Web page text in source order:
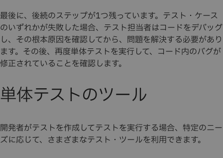
最後に、後続のステップが1つ残っています。テスト・ケース
のいずれかが失敗した場合、テスト担当者はコードをデバッグ
し、その根本原因を確認してから、問題を解決する必要があり
ます。その後、再度単体テストを実行して、コード内のバグが
修正されていることを確認します。
単体テストのツール
開発者がテストを作成してテストを実行する場合、特定のニー
ズに応じて、さまざまなテスト・ツールを利用できます。